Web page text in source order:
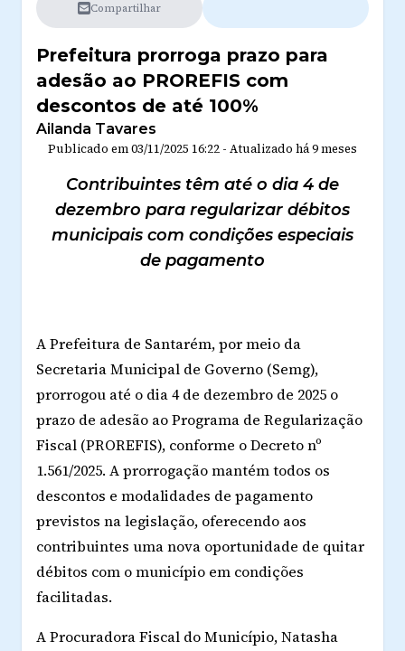
Compartilhar
Prefeitura prorroga prazo para
adesão ao PROREFIS com
descontos de até 100%
Ailanda Tavares
Publicado em03/11/2025 16:22 - Atualizado há 9 meses
Contribuintes têm até o dia 4 de
dezembro para regularizar débitos
municipais com condições especiais
de pagamento
A Prefeitura de Santarém, por meio da
Secretaria Municipal de Governo (Semg),
prorrogou até o dia 4 de dezembro de 2025 o
prazo de adesão ao Programa de Regularização
Fiscal (PROREFIS), conforme o Decreto nº
1.561/2025. A prorrogação mantém todos os
descontos e modalidades de pagamento
previstos na legislação, oferecendo aos
contribuintes uma nova oportunidade de quitar
débitos com o município em condições
facilitadas.
A Procuradora Fiscal do Município, Natasha